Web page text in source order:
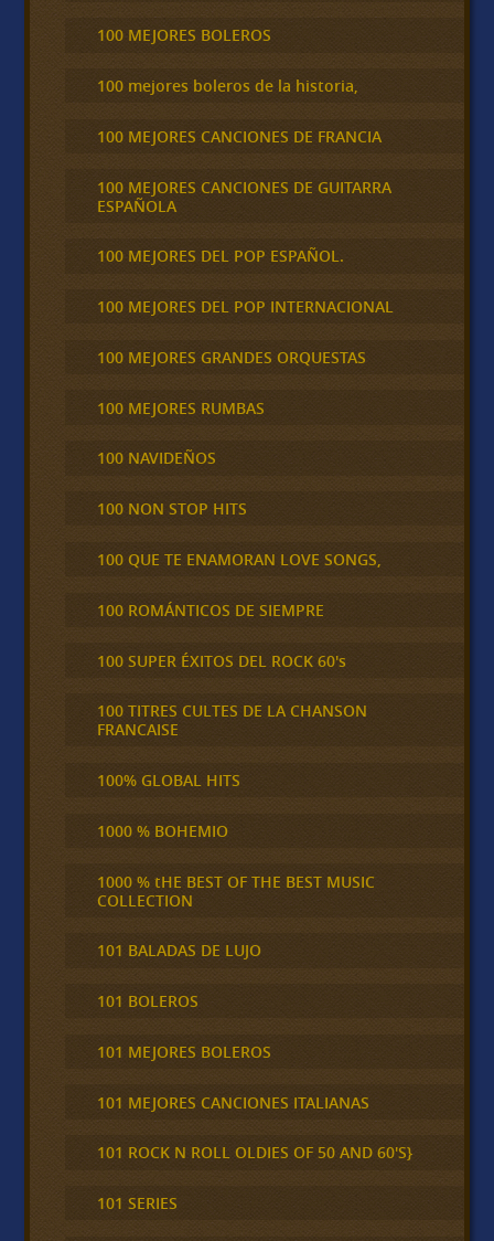
100 MEJORES BOLEROS
100 mejores boleros de la historia,
100 MEJORES CANCIONES DE FRANCIA
100 MEJORES CANCIONES DE GUITARRA
ESPAÑOLA
100 MEJORES DEL POP ESPAÑOL.
100 MEJORES DEL POP INTERNACIONAL
100 MEJORES GRANDES ORQUESTAS
100 MEJORES RUMBAS
100 NAVIDEÑOS
100 NON STOP HITS
100 QUE TE ENAMORAN LOVE SONGS,
100 ROMÁNTICOS DE SIEMPRE
100 SUPER ÉXITOS DEL ROCK 60's
100 TITRES CULTES DE LA CHANSON
FRANCAISE
100% GLOBAL HITS
1000 % BOHEMIO
1000 % tHE BEST OF THE BEST MUSIC
COLLECTION
101 BALADAS DE LUJO
101 BOLEROS
101 MEJORES BOLEROS
101 MEJORES CANCIONES ITALIANAS
101 ROCK N ROLL OLDIES OF 50 AND 60'S}
101 SERIES